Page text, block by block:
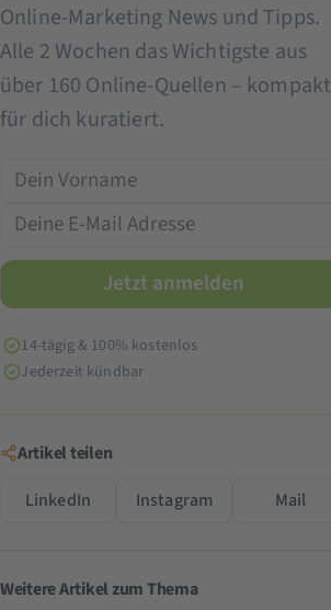
Online-Marketing News und Tipps.
Alle 2 Wochen das Wichtigste aus
über 160 Online-Quellen – kompakt
für dich kuratiert.
14-tägig & 100% kostenlos
Jederzeit kündbar
Artikel teilen
LinkedIn
Instagram Mail
Weitere Artikel zum Thema